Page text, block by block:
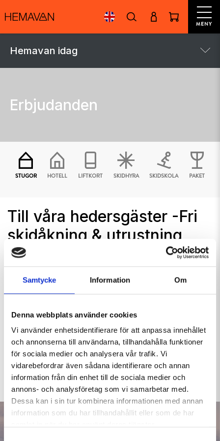
Samtycke Information Om
Denna webbplats använder cookies
Vi använder enhetsidentifierare för att anpassa innehållet
och annonserna till användarna, tillhandahålla funktioner
för sociala medier och analysera vår trafik. Vi
vidarebefordrar även sådana identifierare och annan
information från din enhet till de sociala medier och
annons- och analysföretag som vi samarbetar med.
Dessa kan i sin tur kombinera informationen med annan
information som du har tillhandahållit eller som de har
MENY
Hemavan idag
Erbjudanden
STUGOR HOTELL LIFTKORT SKIDHYRA SKIDSKOLA PAKET
Till våra hedersgäster -Fri
skidåkning & utrustning
I Hemavan är våra hedersgäster en mycket viktig del
av vår fjällgemenskap.
Som våra hedersgäster åker ni som är barn i åldern 0-6 år
0-3 år och personer som fyllt 75 år får dessutom låna
skidutrustning utan kostnad, så att ni kan njuta av fjällens
magi utan att behöva tänka på kostnader.
LÄS MER OM VAD DET INNEBÄR ATT VARA HEDERSGÄST
HOS OSS I HEMAVAN